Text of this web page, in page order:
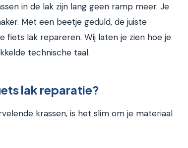
in de lak zijn lang geen ramp meer. Je
Met een beetje geduld, de juiste
fiets lak repareren. Wij laten je zien hoe je
technische taal.
lak reparatie?
krassen, is het slim om je materiaal